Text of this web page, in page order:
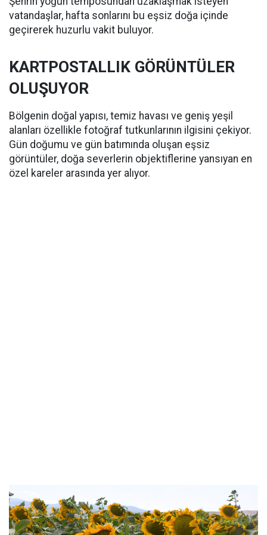
vatandaşlar, hafta sonlarını bu eşsiz doğa içinde
geçirerek huzurlu vakit buluyor.
KARTPOSTALLIK GÖRÜNTÜLER
OLUŞUYOR
Bölgenin doğal yapısı, temiz havası ve geniş yeşil
alanları özellikle fotoğraf tutkunlarının ilgisini çekiyor.
Gün doğumu ve gün batımında oluşan eşsiz
görüntüler, doğa severlerin objektiflerine yansıyan en
özel kareler arasında yer alıyor.